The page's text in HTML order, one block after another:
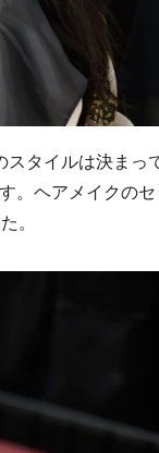
タイルは決まっ
。ヘアメイクの
。